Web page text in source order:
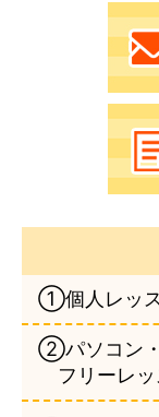
①個人レッ
②パソコン
フリーレ